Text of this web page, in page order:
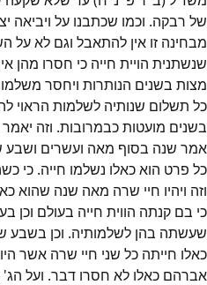
של רבקה. וכמו שכתבנו על ויביאה
מבחינה זו אין להתאבל וגם לא על
שנשתנית הויית חייה כי חסרו מהן
מצות בשנים הנותרות ויחסר
כל תשלום שנותיה לשלמות הראוי
בשנים מועטות כבמרובות. וזה
אמר שנה בסוף מאה ועשרים ושבע
כל פרט הוא כאלו נשלמו חייה. כי
וזה ויהיו חיי שרה מאה שנה שהוא
כי בם קנתה הווית חייה בעולם וכן
שעשתה בהן לשלמותיה. וכן בשבע
כאלו חייתה כל שני חיי שרה אשר
אברהם כאלו לא חסרו דבר. ועל